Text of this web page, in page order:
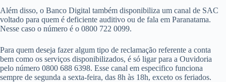
Além disso, o Banco Digital também disponibiliza um canal de SAC
voltado para quem é deficiente auditivo ou de fala em Paranatama.
Nesse caso o número é o 0800 722 0099.
Para quem deseja fazer algum tipo de reclamação referente a conta
bem como os serviços disponibilizados, é só ligar para a Ouvidoria
pelo número 0800 688 6398. Esse canal em especifico funciona
sempre de segunda a sexta-feira, das 8h às 18h, exceto os feriados.